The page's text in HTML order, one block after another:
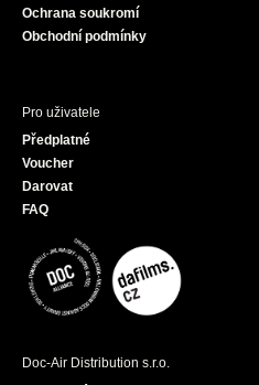
Ochrana soukromí
Obchodní podmínky
Pro uživatele
Předplatné
Voucher
Darovat
FAQ
Doc-Air Distribution s.r.o.